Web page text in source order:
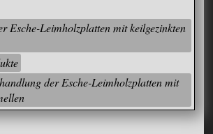
Esche-Leimholzplatten mit keilgezinkten
der Esche-Leimholzplatten mit